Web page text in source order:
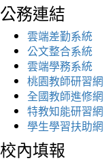
公務連結
雲端差勤系統
公文整合系統
雲端學務系統
桃園教師研習網
全國教師進修網
特教知能研習網
學生學習扶助網
校內填報